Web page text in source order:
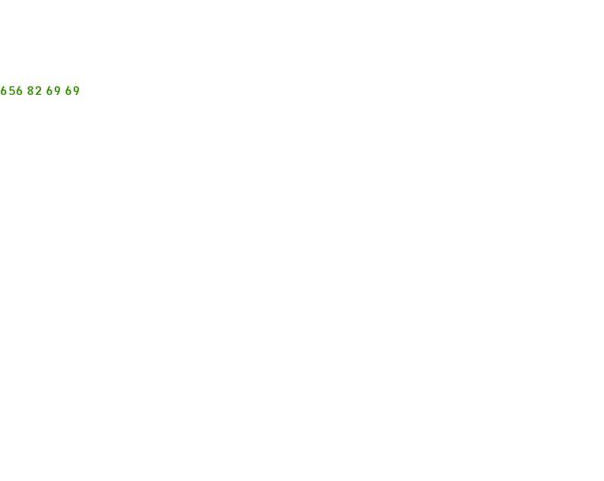
656 82 69 69